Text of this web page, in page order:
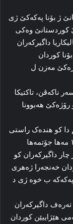
ژ بۆنا پەکەکێ ژی
کوردستانێ وەکی
داگیرکه‌ران
کوردان
مه‌زن ل
ناکه‌ڤن، تاکتیکا
هه‌بوونا
دا کو هندەک راستی
بێنه‌ زانین. ئه‌ڤ پرۆژه‌یا داگیرکه‌ران هه‌تا رۆژا ۱٦ مه‌ها جۆتمه‌ها
چار داگیرکه‌ران کو
خه‌نجه‌را ژەهری
پەکەکە ب خوه‌ ژی د
ته‌ره‌ف داگیرکه‌ران
هێژاییێن کوردان